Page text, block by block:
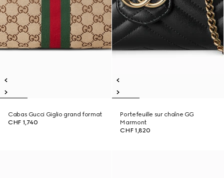
Cabas Gucci Giglio grand format
CHF 1,740
Portefeuille sur chaîne GG
Marmont
CHF 1,820